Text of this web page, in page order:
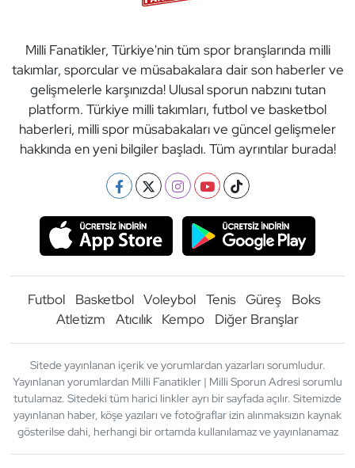
Milli Fanatikler, Türkiye'nin tüm spor branşlarında milli
takımlar, sporcular ve müsabakalara dair son haberler ve
gelişmelerle karşınızda! Ulusal sporun nabzını tutan
platform. Türkiye milli takımları, futbol ve basketbol
haberleri, milli spor müsabakaları ve güncel gelişmeler
hakkında en yeni bilgiler başladı. Tüm ayrıntılar burada!
Futbol Basketbol Voleybol Tenis Güreş
Boks
Atletizm
Atıcılık Kempo Diğer Branşlar
Sitede yayınlanan içerik ve yorumlardan yazarları sorumludur.
Yayınlanan yorumlardan Milli Fanatikler | Milli Sporun Adresi sorumlu
tutulamaz. Sitedeki tüm harici linkler ayrı bir sayfada açılır. Sitemizde
yayınlanan haber, köşe yazıları ve fotoğraflar izin alınmaksızın kaynak
gösterilse dahi, herhangi bir ortamda kullanılamaz ve yayınlanamaz